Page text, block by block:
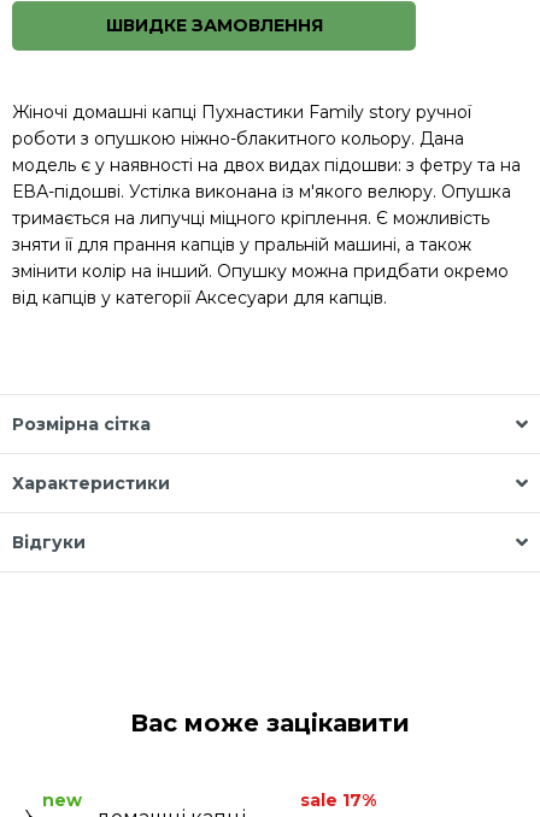
ШВИДКЕ ЗАМОВЛЕННЯ
Жіночі домашні капці Пухнастики Family story ручної
роботи з опушкою ніжно-блакитного кольору. Дана
модель є у наявності на двох видах підошви: з фетру та на
ЕВА-підошві. Устілка виконана із м'якого велюру. Опушка
тримається на липучці міцного кріплення. Є можливість
зняти її для прання капців у пральній машині, а також
змінити колір на інший. Опушку можна придбати окремо
від капців у категоріїАксесуари для капців.
Розмірна сітка
Характеристики
Відгуки
Вас може зацікавити
new sale 17%